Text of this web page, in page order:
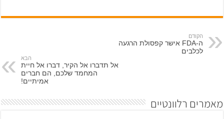
הקודם
ה-FDA אישר קפסולת הרגעה
לכלבים
הבא
אל תדברו אל הקיר, דברו אל חיית
המחמד שלכם, הם חברים
אמיתיים!
מאמרים רלוונטיים